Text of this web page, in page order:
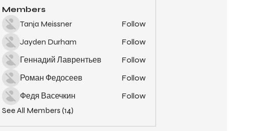
Members
Tanja Meissner
Follow
Jayden Durham
Follow
Геннадий Лаврентьев
Follow
Роман Федосеев
Follow
Федя Васечкин
Follow
See All Members (14)